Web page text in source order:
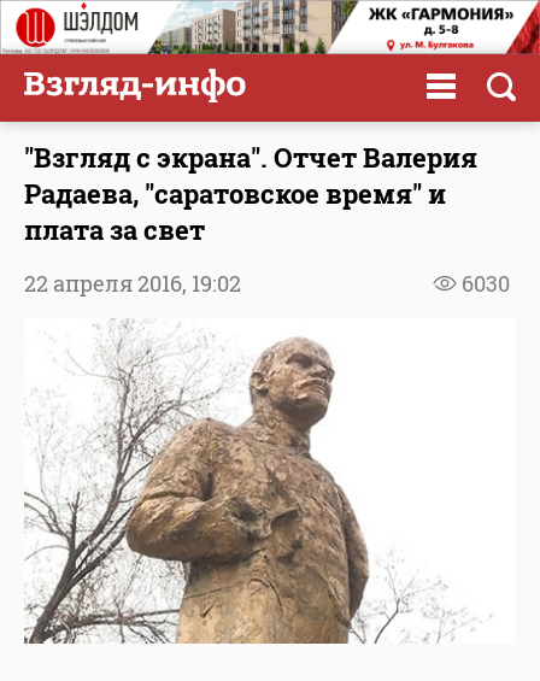
"Взгляд с экрана". Отчет Валерия
Радаева, "саратовское время" и
плата за свет
6030
22 апреля 2016, 19:02